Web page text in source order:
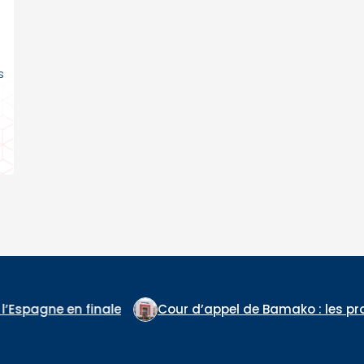
d’appel de Bamako : les procès de Ben le